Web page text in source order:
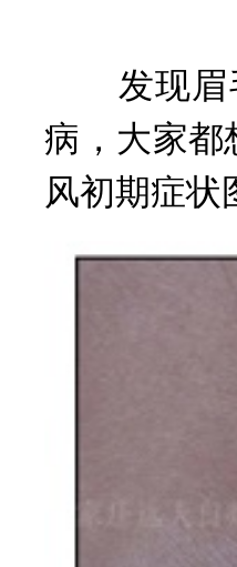
发现眉毛
病，大家都
风初期症状